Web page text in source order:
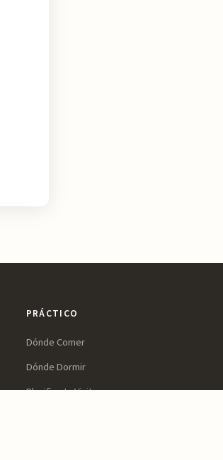
PRÁCTICO
Dónde Comer
Dónde Dormir
Planifica tu Visita